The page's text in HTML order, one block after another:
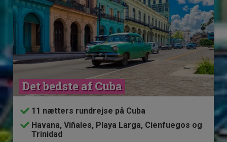
Det bedste af Cuba
11 nætters rundrejse på Cuba
Havana, Viñales, Playa Larga, Cienfuegos og
Trinidad